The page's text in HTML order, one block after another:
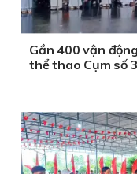
Gần 400 vận
thể thao Cụm số 3